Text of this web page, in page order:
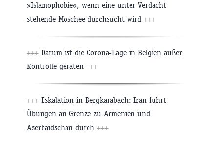
»Islamophobie«, wenn eine unter Verdacht
stehende Moschee durchsucht wird +++
+++ Darum ist die Corona-Lage in Belgien außer
Kontrolle geraten +++
+++ Eskalation in Bergkarabach: Iran führt
Übungen an Grenze zu Armenien und
Aserbaidschan durch +++